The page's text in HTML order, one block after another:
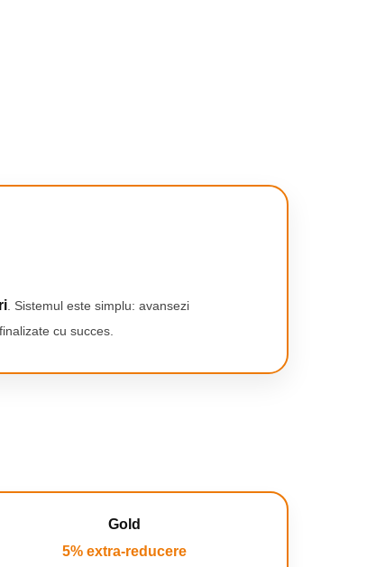
. Sistemul este simplu: avansezi
cu succes.
Gold
5% extra-reducere